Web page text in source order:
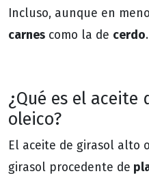
Incluso, aunque en
carnes como la de cerdo.
¿Qué es el
oleico?
El aceite de girasol alto
girasol procedente de